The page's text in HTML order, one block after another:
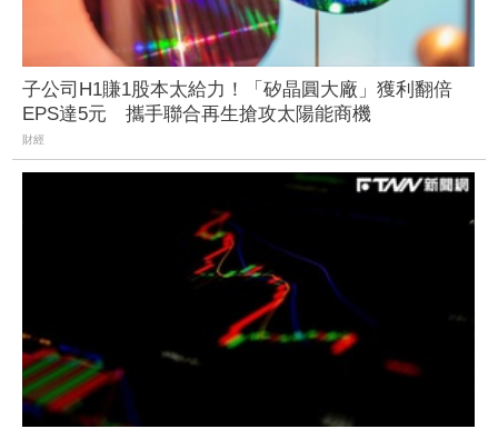
子公司H1賺1股本太給力！「矽晶圓大廠」獲利翻倍
EPS達5元 攜手聯合再生搶攻太陽能商機
財經